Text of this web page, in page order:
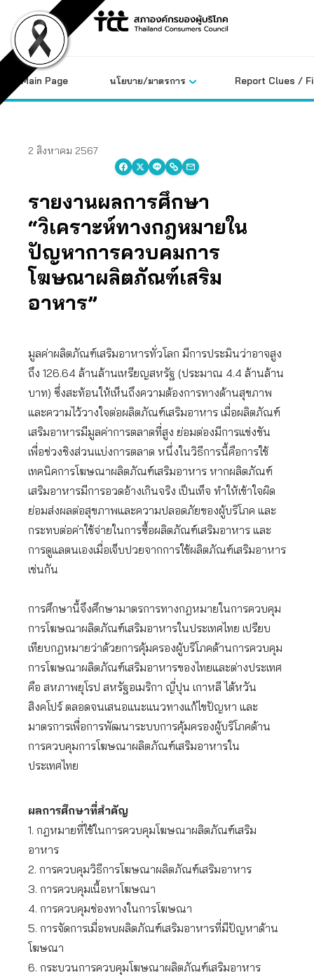
content
Main Page นโยบาย/มาตรการ Report Clues /
2 สิงหาคม 2567
รายงานผลการศึกษา
“วิเคราะห์ทางกฎหมายใน
ปัญหาการควบคมการ
โฆษณาผลิตภัณฑ์เสริม
อาหาร”
มูลค่าผลิตภัณฑ์เสริมอาหารทั่วโลก มีการประมินว่าอาจสูง
ถึง 126.64 ล้านล้านเหรียญสหรัฐ (ประมาณ 4.4 ล้านล้าน
บาท) ซึ่งสะท้อนให้เห็นถึงความต้องการทางด้านสุขภาพ
และความไว้วางใจต่อผลิตภัณฑ์เสริมอาหาร เมื่อผลิตภัณฑ์
เสริมอาหารมีมูลค่าการตลาดที่สูง ย่อมต่องมีการแข่งขัน
เพื่อช่วงชิงส่วนแบ่งการตลาด หนึ่งในวิธีการนี้คือการใช้
เทคนิคการโฆษณาผลิตภัณฑ์เสริมอาหาร หากผลิตภัณฑ์
เสริมอาหารมีการอวดอ้างเกินจริง เป็นเท็จ ทำให้เข้าใจผิด
ย่อมส่งผลต่อสุขภาพและความปลอดภัยของผู้บริโภค และ
กระทบต่อค่าใช้จ่ายในการซื้อผลิตภัณฑ์เสริมอาหาร และ
การดูแลตนเองเมื่อเจ็บปวยจากการใช้ผลิตภัณฑ์เสริมอาหาร
เช่นกัน
การศึกษานี้จึงศึกษามาตรการทางกฎหมายในการควบคุม
การโฆษณาผลิตภัณฑ์เสริมอาหารในประเทศไทย เปรียบ
เทียบกฎหมายว่าด้วยการคุ้มครองผู้บริโภคด้านการควบคุม
การโฆษณาผลิตภัณฑ์เสริมอาหารของไทยและต่างประเทศ
คือ สหภาพยุโรป สหรัฐอเมริกา ญี่ปุน เกาหลี ไต้หวัน
สิงคโปร์ ตลอดจนเสนอแนะแนวทางแก้ไขปัญหา และ
มาตรการเพื่อการพัฒนาระบบการคุ้มครองผู้บริโภคด้าน
การควบคุมการโฆษณาผลิตภัณฑ์เสริมอาหารใน
ประเทศไทย
ผลการศึกษาที่สำคัญ
1. กฎหมายที่ใช้ในการควบคุมโฆษณาผลิตภัณฑ์เสริม
อาหาร
2. การควบคุมวิธีการโฆษณาผลิตภัณฑ์เสริมอาหาร
3. การควบคุมเนื้อหาโฆษณา
4. การควบคุมช่องทางในการโฆษณา
5. การจัดการเมื่อพบผลิตภัณฑ์เสริมอาหารที่มีปัญหาด้าน
โฆษณา
6. กระบวนการควบคุมโฆษณาผลิตภัณฑ์เสริมอาหาร